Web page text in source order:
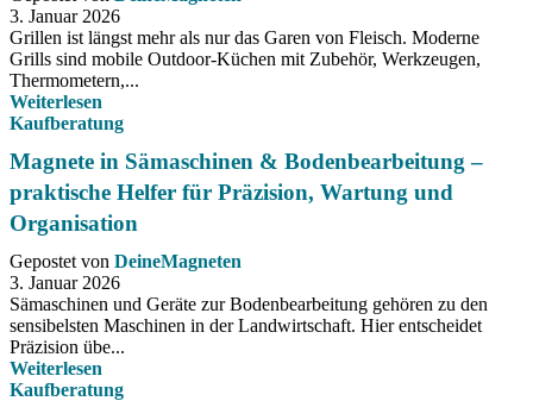
3. Januar 2026
Grillen ist längst mehr als nur das Garen von Fleisch. Moderne
Grills sind mobile Outdoor-Küchen mit Zubehör, Werkzeugen,
Thermometern,...
Weiterlesen
Kaufberatung
Magnete in Sämaschinen & Bodenbearbeitung –
praktische Helfer für Präzision, Wartung und
Organisation
Gepostet von DeineMagneten
3. Januar 2026
Sämaschinen und Geräte zur Bodenbearbeitung gehören zu den
sensibelsten Maschinen in der Landwirtschaft. Hier entscheidet
Präzision übe...
Weiterlesen
Kaufberatung